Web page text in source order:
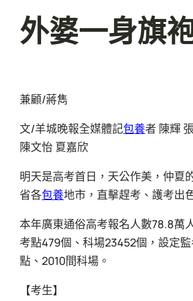
外婆一身旗
兼顧/蔣雋
文/羊城晚報全媒體記包養者 陳輝
陳文怡 夏嘉欣
明天是高考首日，天公作美，仲夏
省各包養地市，直擊趕考、護考出
本年廣東通俗高考報名人數78.8萬
考點479個、科場23452個，設定
點、2010間科場。
【考生】